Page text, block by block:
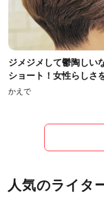
ジメジメして鬱陶しい
ショート！女性らしさ
かえで
人気のライタ